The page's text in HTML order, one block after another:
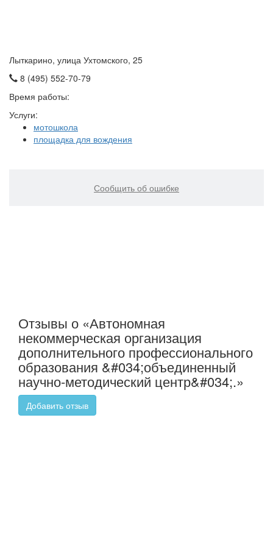
Лыткарино, улица Ухтомского, 25
8 (495) 552-70-79
Время работы:
Услуги:
мотошкола
площадка для вождения
Сообщить об ошибке
Отзывы о «Автономная
некоммерческая организация
дополнительного профессионального
образования &#034;объединенный
научно-методический центр&#034;.»
Добавить отзыв